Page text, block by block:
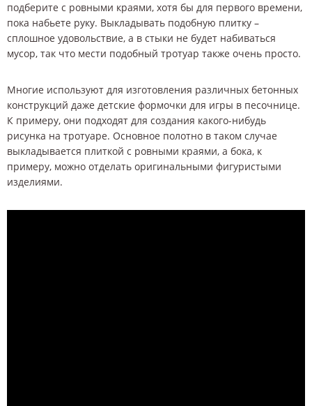
подберите с ровными краями, хотя бы для первого времени,
пока набьете руку. Выкладывать подобную плитку –
сплошное удовольствие, а в стыки не будет набиваться
мусор, так что мести подобный тротуар также очень просто.
Многие используют для изготовления различных бетонных
конструкций даже детские формочки для игры в песочнице.
К примеру, они подходят для создания какого-нибудь
рисунка на тротуаре. Основное полотно в таком случае
выкладывается плиткой с ровными краями, а бока, к
примеру, можно отделать оригинальными фигуристыми
изделиями.